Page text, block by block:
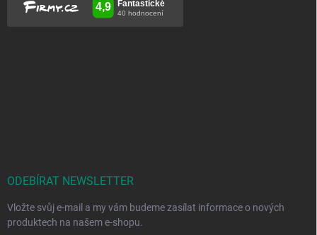
ODEBÍRAT NEWSLETTER
Vložte svůj e-mail a my vám budeme zasílat informace o nových
produktech na našem e-shopu.